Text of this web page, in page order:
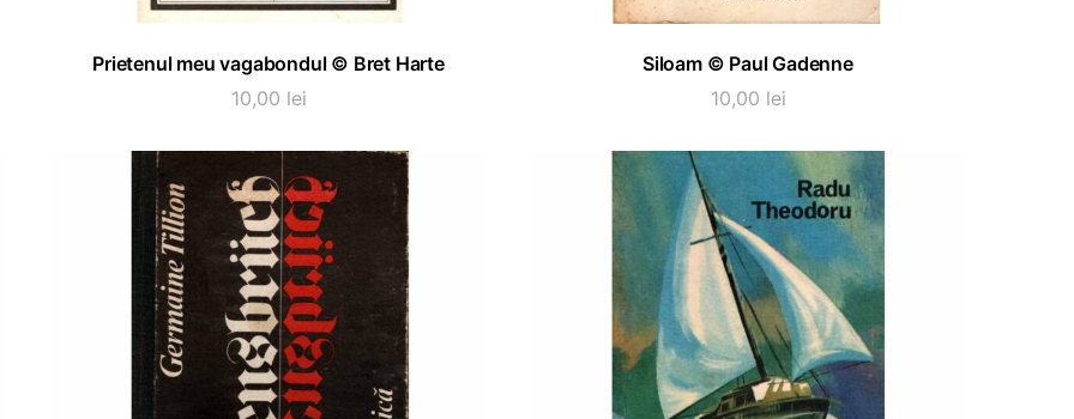
ADAUGĂ ÎN COȘ
Prietenul meu vagabondul © Bret Harte
10,00 lei
ADAUGĂ ÎN COȘ
Siloam © Paul Gadenne
10,00 lei